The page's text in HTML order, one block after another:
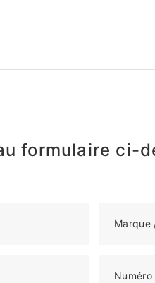
formulaire ci-
Marque